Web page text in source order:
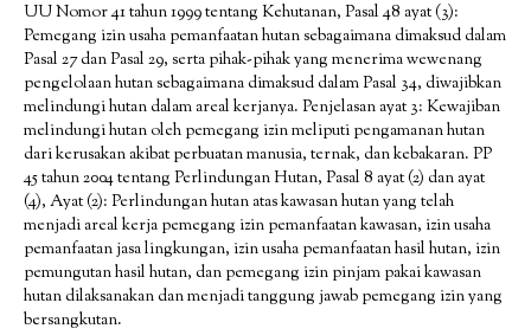
UU Nomor 41 tahun 1999 tentang Kehutanan, Pasal 48 ayat (3):
Pemegang izin usaha pemanfaatan hutan sebagaimana dimaksud dalam
Pasal 27 dan Pasal 29, serta pihak-pihak yang menerima wewenang
pengelolaan hutan sebagaimana dimaksud dalam Pasal 34, diwajibkan
melindungi hutan dalam areal kerjanya. Penjelasan ayat 3: Kewajiban
melindungi hutan oleh pemegang izin meliputi pengamanan hutan
dari kerusakan akibat perbuatan manusia, ternak, dan kebakaran. PP
45 tahun 2004 tentang Perlindungan Hutan, Pasal 8 ayat (2) dan ayat
(4), Ayat (2): Perlindungan hutan atas kawasan hutan yang telah
menjadi areal kerja pemegang izin pemanfaatan kawasan, izin usaha
pemanfaatan jasa lingkungan, izin usaha pemanfaatan hasil hutan, izin
pemungutan hasil hutan, dan pemegang izin pinjam pakai kawasan
hutan dilaksanakan dan menjadi tanggung jawab pemegang izin yang
bersangkutan.